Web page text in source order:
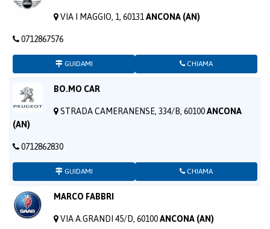
VIA I MAGGIO, 1, 60131 ANCONA (AN)
0712867576
GUIDAMI CHIAMA
BO.MO CAR
STRADA CAMERANENSE, 334/B, 60100ANCONA
(AN)
0712862830
GUIDAMI CHIAMA
MARCO FABBRI
VIA A.GRANDI 45/D, 60100ANCONA (AN)